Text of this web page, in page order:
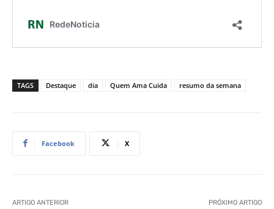
TAGS Destaque dia Quem Ama Cuida resumo da semana
Facebook X
ARTIGO ANTERIOR PRÓXIMO ARTIGO